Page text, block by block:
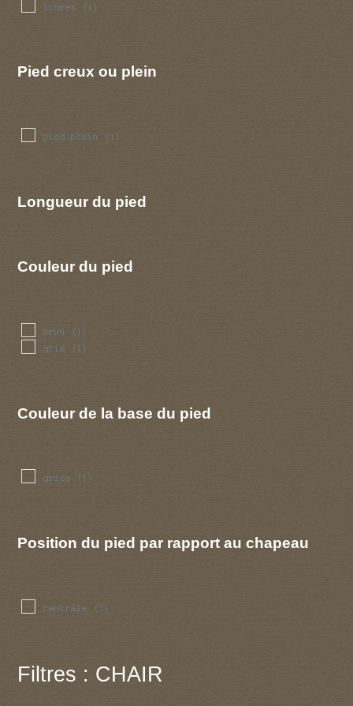
libres (1)
Pied creux ou plein
pied plein (1)
Longueur du pied
Couleur du pied
brun (1)
gris (1)
Couleur de la base du pied
grise (1)
Position du pied par rapport au chapeau
centrale (1)
Filtres : CHAIR